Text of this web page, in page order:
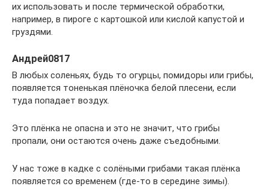
их использовать и после термической обработки,
например, в пироге с картошкой или кислой капустой и
груздями.
Андрей0817
В любых соленьях, будь то огурцы, помидоры или грибы,
появляется тоненькая плёночка белой плесени, если
туда попадает воздух.
Это плёнка не опасна и это не значит, что грибы
пропали, они остаются очень даже съедобными.
У нас тоже в кадке с солёными грибами такая плёнка
появляется со временем (где-то в середине зимы).